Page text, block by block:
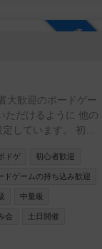
大歓迎のボードゲー
ています。 初め
しますので、ご安
🙌 ボードゲームの
！ まだ開催回数が
でも安心してご参加
ドゲ 初心者歓迎
ドゲームの持ち込み歓迎
中量級
会 土日開催